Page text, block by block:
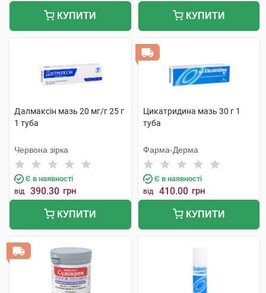
КУПИТИ КУПИТИ
Далмаксін мазь 20 мг/г 25 г
1 туба
Червона зірка
Є в наявності
від 390.30 грн
КУПИТИ
Цикатридина мазь 30 г 1
туба
Фарма-Дерма
Є в наявності
від 410.00 грн
КУПИТИ